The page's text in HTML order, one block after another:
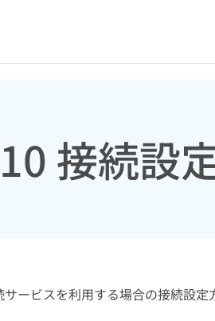
接続設
ービスを利用する場合の接続設定